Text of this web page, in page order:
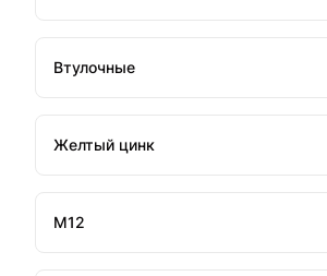
Втулочные
Желтый цинк
М12